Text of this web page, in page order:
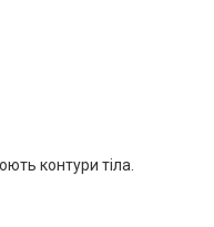
контури тіла.